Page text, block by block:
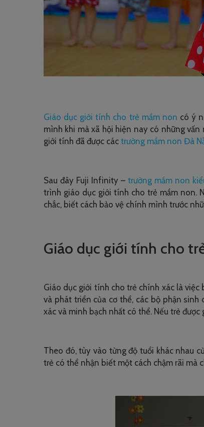
Giáo dục giới tính cho trẻ mầm non có ý
mình khi mà xã hội hiện nay có những
giới tính đã được các trường mầm non Đà
Sau đây Fuji Infinity –trường mầm non
trình giáo dục giới tính cho trẻ mầm non.
chắc, biết cách bảo vệ chính mình trước
Giáo dục giới tính cho
Giáo dục giới tính cho trẻ chính xác là
và phát triển của cơ thể, các bộ phận
xác và minh bạch nhất có thể. Nếu trẻ
Theo đó, tùy vào từng độ tuổi khác nhau
trẻ có thể nhận biết một cách chậm rãi mà